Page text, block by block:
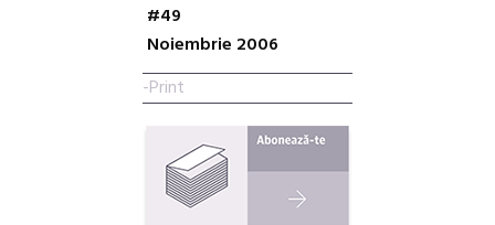
#49
Noiembrie 2006
-Print